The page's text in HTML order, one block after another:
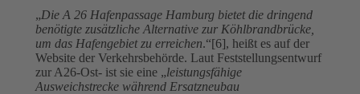
„Die A 26 Hafenpassage Hamburg bietet die dringend
benötigte zusätzliche Alternative zur Köhlbrandbrücke,
um das Hafengebiet zu erreichen.“[6], heißt es auf der
Website der Verkehrsbehörde. Laut Feststellungsentwurf
zur A26-Ost- ist sie eine „leistungsfähige
Ausweichstrecke während Ersatzneubau